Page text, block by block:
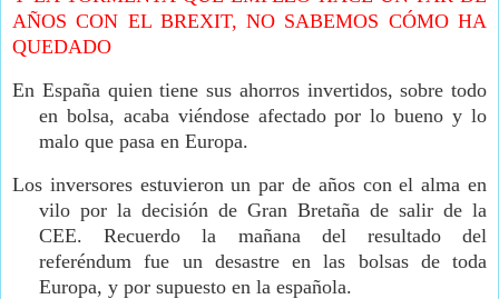
AÑOS CON EL BREXIT, NO SABEMOS CÓMO HA
QUEDADO
En España quien tiene sus ahorros invertidos, sobre todo
en bolsa, acaba viéndose afectado por lo bueno y lo
malo que pasa en Europa.
Los inversores estuvieron un par de años con el alma en
vilo por la decisión de Gran Bretaña de salir de la
CEE. Recuerdo la mañana del resultado del
referéndum fue un desastre en las bolsas de toda
Europa, y por supuesto en la española.